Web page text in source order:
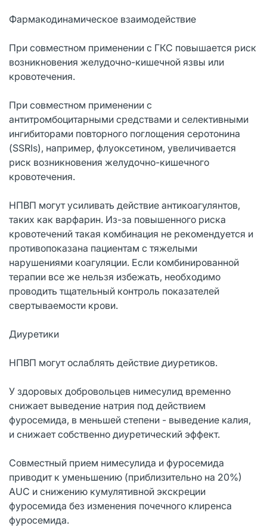
Фармакодинамическое взаимодействие
При совместном применении с ГКС повышается риск
возникновения желудочно-кишечной язвы или
кровотечения.
При совместном применении с
антитромбоцитарными средствами и селективными
ингибиторами повторного поглощения серотонина
(SSRIs), например, флуоксетином, увеличивается
риск возникновения желудочно-кишечного
кровотечения.
НПВП могут усиливать действие антикоагулянтов,
таких как варфарин. Из-за повышенного риска
кровотечений такая комбинация не рекомендуется и
противопоказана пациентам с тяжелыми
нарушениями коагуляции. Если комбинированной
терапии все же нельзя избежать, необходимо
проводить тщательный контроль показателей
свертываемости крови.
Диуретики
НПВП могут ослаблять действие диуретиков.
У здоровых добровольцев нимесулид временно
снижает выведение натрия под действием
фуросемида, в меньшей степени - выведение калия,
и снижает собственно диуретический эффект.
Совместный прием нимесулида и фуросемида
приводит к уменьшению (приблизительно на 20%)
AUC и снижению кумулятивной экскреции
фуросемида без изменения почечного клиренса
фуросемида.